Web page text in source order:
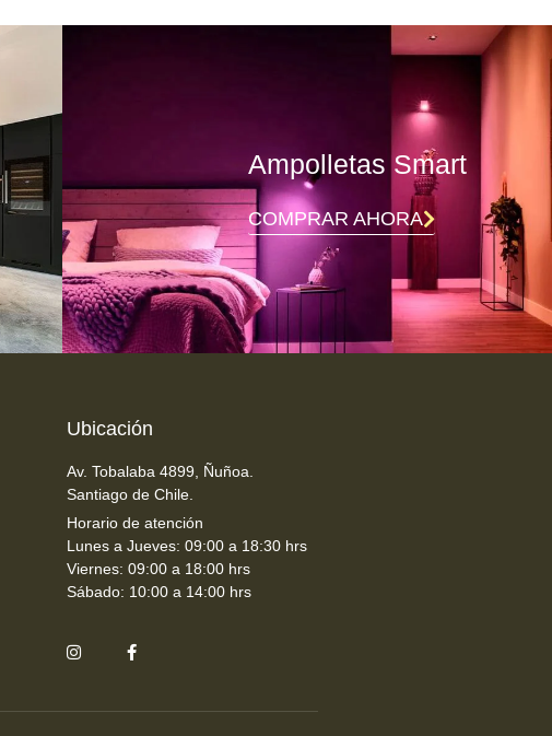
Ampolletas Smart
COMPRAR AHORA
Ubicación
Av. Tobalaba 4899, Ñuñoa.
Santiago de Chile.
Horario de atención
Lunes a Jueves: 09:00 a 18:30 hrs
Viernes: 09:00 a 18:00 hrs
Sábado: 10:00 a 14:00 hrs